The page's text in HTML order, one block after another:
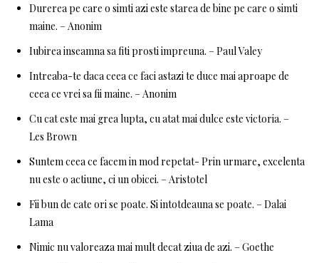
Durerea pe care o simti azi este starea de bine pe care o simti
maine. – Anonim
Iubirea inseamna sa fiti prosti impreuna. – Paul Valey
Intreaba-te daca ceea ce faci astazi te duce mai aproape de
ceea ce vrei sa fii maine. – Anonim
Cu cat este mai grea lupta, cu atat mai dulce este victoria. –
Les Brown
Suntem ceea ce facem in mod repetat- Prin urmare, excelenta
nu este o actiune, ci un obicei. – Aristotel
Fii bun de cate ori se poate. Si intotdeauna se poate. – Dalai
Lama
Nimic nu valoreaza mai mult decat ziua de azi. – Goethe